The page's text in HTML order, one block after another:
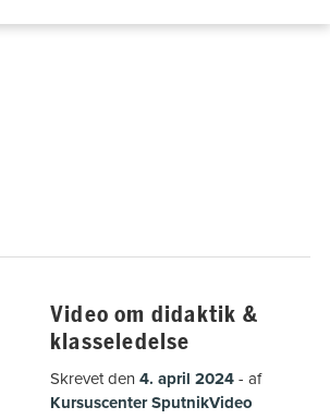
Video om didaktik &
klasseledelse
Skrevet den4. april 2024
af
Kursuscenter SputnikVideo